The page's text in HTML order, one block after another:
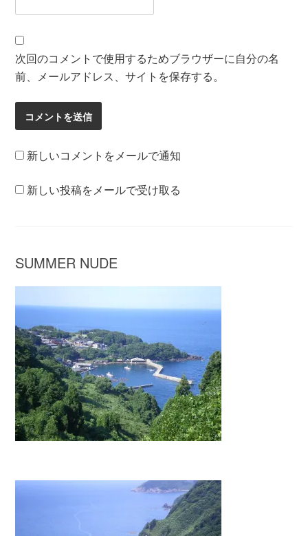
次回のコメントで使用するためブラウザーに自分の名
前、メールアドレス、サイトを保存する。
新しいコメントをメールで通知
新しい投稿をメールで受け取る
SUMMER NUDE